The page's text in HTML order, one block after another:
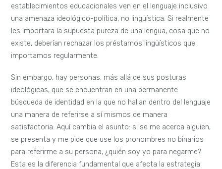
establecimientos educacionales ven en el lenguaje inclusivo
una amenaza ideológico-política, no lingüística. Si realmente
les importara la supuesta pureza de una lengua, cosa que no
existe, deberían rechazar los préstamos lingüísticos que
importamos regularmente.
Sin embargo, hay personas, más allá de sus posturas
ideológicas, que se encuentran en una permanente
búsqueda de identidad en la que no hallan dentro del lenguaje
una manera de referirse a sí mismos de manera
satisfactoria. Aquí cambia el asunto: si se me acerca alguien,
se presenta y me pide que use los pronombres no binarios
para referirme a su persona, ¿quién soy yo para negarme?
Esta es la diferencia fundamental que afecta la estrategia